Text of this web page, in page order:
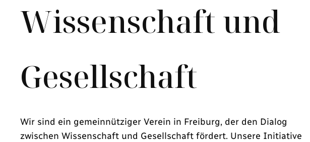
Wissenschaft und
Gesellschaft
Wir sind ein gemeinnütziger Verein in Freiburg, der den Dialog
zwischen Wissenschaft und Gesellschaft fördert. Unsere Initiative